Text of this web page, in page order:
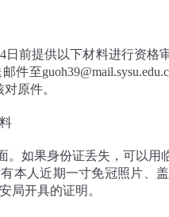
日前提供以下材料进行资格
件至
原件。
。如果身份证丢失，可以
本人近期一寸免冠照片、
局开具的证明。